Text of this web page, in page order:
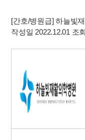
[간호/병원급] 하늘빛
작성일 2022.12.01 조